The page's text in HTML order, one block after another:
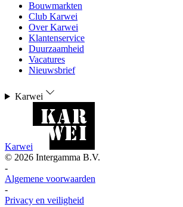
Bouwmarkten
Club Karwei
Over Karwei
Klantenservice
Duurzaamheid
Vacatures
Nieuwsbrief
Karwei
Karwei
© 2026 Intergamma B.V.
-
Algemene voorwaarden
-
Privacy en veiligheid